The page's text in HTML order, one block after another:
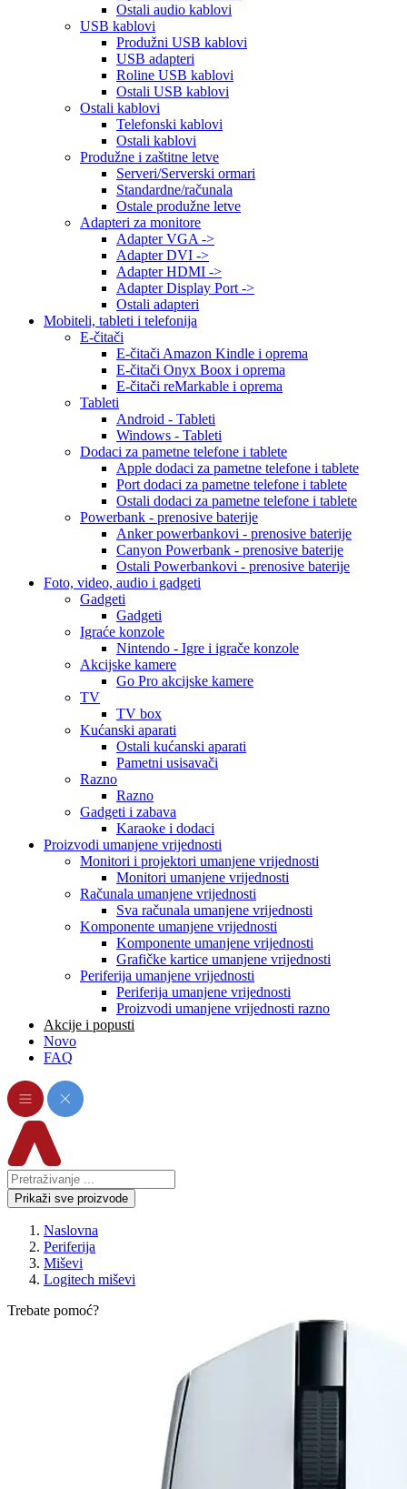
Ostali audio kablovi
USB kablovi
Produžni USB kablovi
USB adapteri
Roline USB kablovi
Ostali USB kablovi
Ostali kablovi
Telefonski kablovi
Ostali kablovi
Produžne i zaštitne letve
Serveri/Serverski ormari
Standardne/računala
Ostale produžne letve
Adapteri za monitore
Adapter VGA ->
Adapter DVI ->
Adapter HDMI ->
Adapter Display Port ->
Ostali adapteri
Mobiteli, tableti i telefonija
E-čitači
E-čitači Amazon Kindle i oprema
E-čitači Onyx Boox i oprema
E-čitači reMarkable i oprema
Tableti
Android - Tableti
Windows - Tableti
Dodaci za pametne telefone i tablete
Apple dodaci za pametne telefone i tablete
Port dodaci za pametne telefone i tablete
Ostali dodaci za pametne telefone i tablete
Powerbank - prenosive baterije
Anker powerbankovi - prenosive baterije
Canyon Powerbank - prenosive baterije
Ostali Powerbankovi - prenosive baterije
Foto, video, audio i gadgeti
Gadgeti
Gadgeti
Igraće konzole
Nintendo - Igre i igrače konzole
Akcijske kamere
Go Pro akcijske kamere
TV
TV box
Kućanski aparati
Ostali kućanski aparati
Pametni usisavači
Razno
Razno
Gadgeti i zabava
Karaoke i dodaci
Proizvodi umanjene vrijednosti
Monitori i projektori umanjene vrijednosti
Monitori umanjene vrijednosti
Računala umanjene vrijednosti
Sva računala umanjene vrijednosti
Komponente umanjene vrijednosti
Komponente umanjene vrijednosti
Grafičke kartice umanjene vrijednosti
Periferija umanjene vrijednosti
Periferija umanjene vrijednosti
Proizvodi umanjene vrijednosti razno
Akcije i popusti
Novo
FAQ
Prikaži sve proizvode
Naslovna
Periferija
Miševi
Logitech miševi
Trebate pomoć?